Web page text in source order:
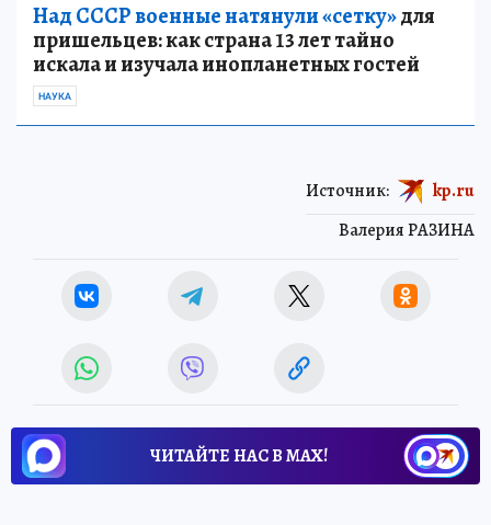
Над СССР военные натянули «сетку»для
пришельцев: как страна 13 лет тайно
искала и изучала инопланетных гостей
НАУКА
Валерия РАЗИНА
Источник: kp.ru
ЧИТАЙТЕ НАС В МАХ!